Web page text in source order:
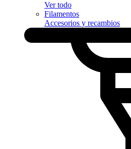
Ver todo
Filamentos
Accesorios y recambios